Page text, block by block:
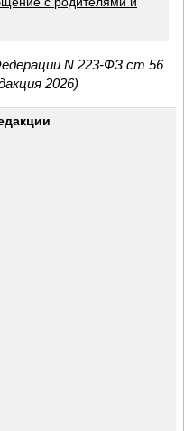
N 223-ФЗ ст 56
2026)